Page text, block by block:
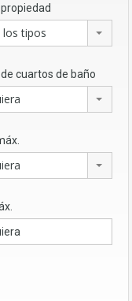
los tipos
cuartos de baño